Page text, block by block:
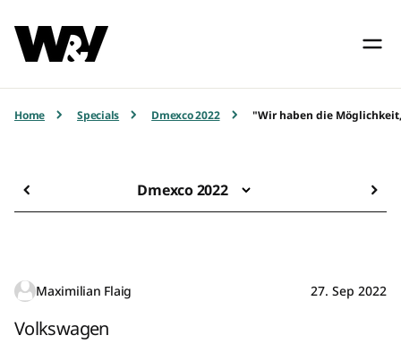
Home Specials Dmexco 2022 "Wir haben die
Dmexco 2022
Maximilian Flaig 27. Sep 2022
Volkswagen